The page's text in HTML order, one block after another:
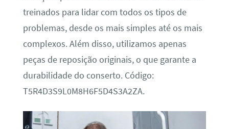
treinados para lidar com todos os tipos de
problemas, desde os mais simples até os mais
complexos. Além disso, utilizamos apenas
peças de reposição originais, o que garante a
durabilidade do conserto. Código:
T5R4D3S9L0M8H6F5D4S3A2ZA.